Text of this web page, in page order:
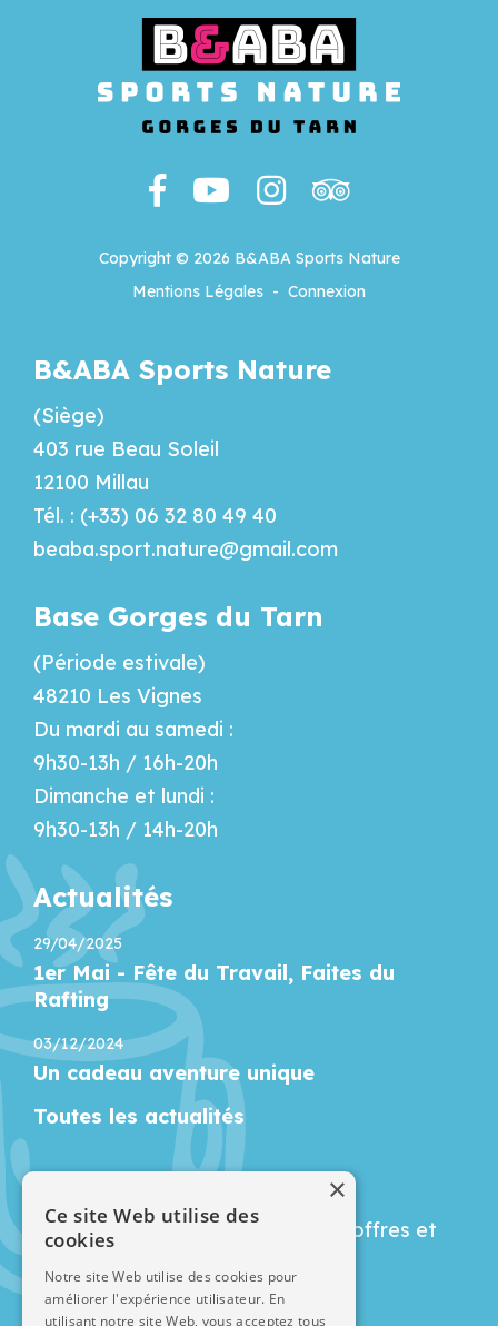
Copyright © 2026 B&ABA Sports Nature
Mentions Légales - Connexion
B&ABA Sports Nature
(Siège)
403 rue Beau Soleil
12100 Millau
Tél. : (+33) 06 32 80 49 40
beaba.sport.nature@gmail.com
Base Gorges du Tarn
(Période estivale)
48210 Les Vignes
Du mardi au samedi :
9h30-13h / 16h-20h
Dimanche et lundi :
9h30-13h / 14h-20h
Actualités
29/04/2025
1er Mai - Fête du Travail, Faites du
Rafting
03/12/2024
Un cadeau aventure unique
Toutes les actualités
Restez informé de nos dernières offres et
×
Ce site Web utilise des
cookies
Notre site Web utilise des cookies pour
améliorer l'expérience utilisateur. En
utilisant notre site Web, vous acceptez tous